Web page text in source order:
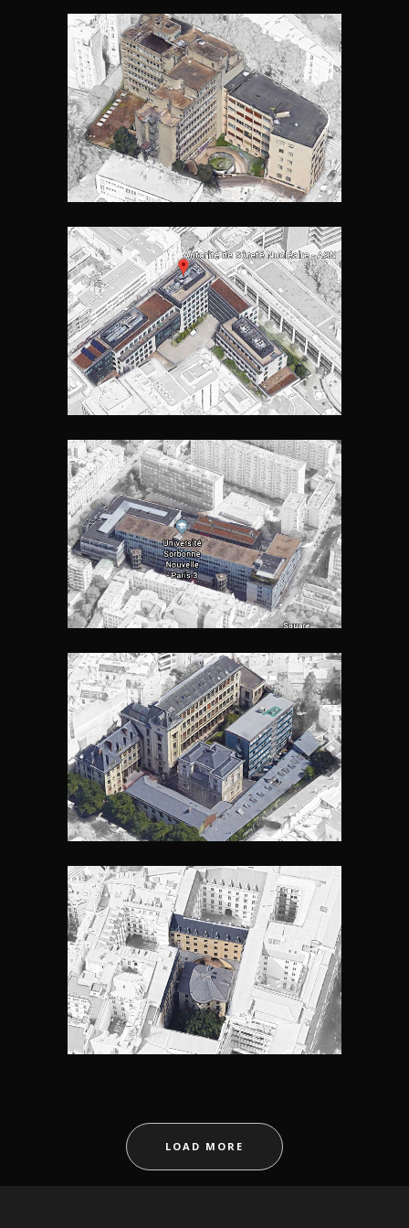
MOUZAÏA
PALATIS
UNIVERSITÉ « CENSIER » PARIS
3 SORBONNE NOUVELLE
MAINE
HÔTEL MOREAU LEQUEU
LOAD MORE